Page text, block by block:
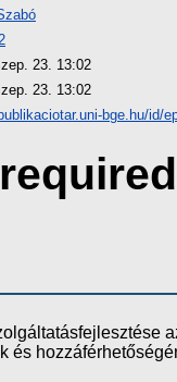
23. 13:02
23. 13:02
bge.hu/id/
és